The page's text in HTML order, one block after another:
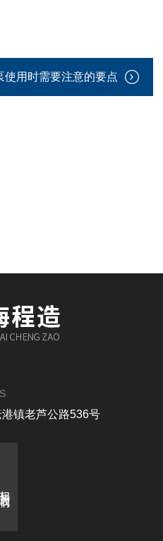
使用时需要注意的要点
港镇老芦公路536号